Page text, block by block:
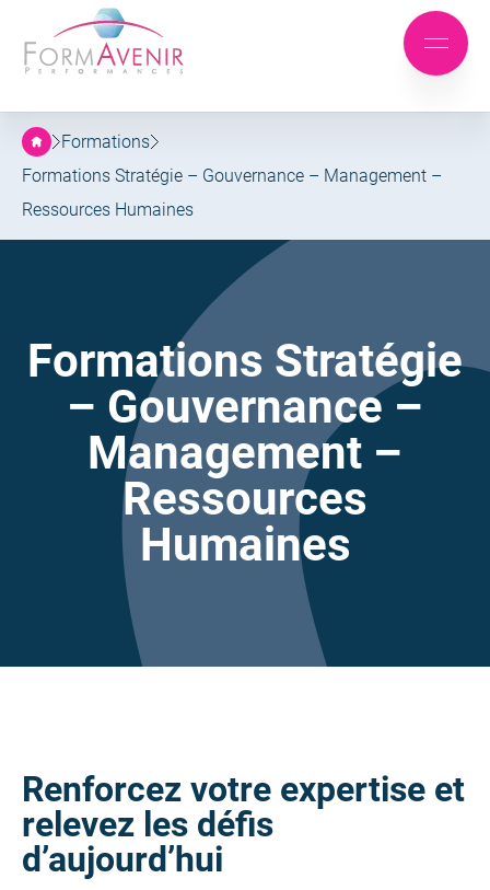
Aller
au
menu
Aller
au
contenu
Formavenir
Performances
Mobile
menu
Formations
Formations Stratégie – Gouvernance – Management –
Ressources Humaines
Formations Stratégie
– Gouvernance –
Management –
Ressources
Humaines
Renforcez votre expertise et
relevez les défis
d’aujourd’hui